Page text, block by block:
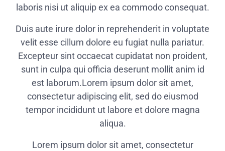
laboris nisi ut aliquip ex ea commodo consequat.
Duis aute irure dolor in reprehenderit in voluptate
velit esse cillum dolore eu fugiat nulla pariatur.
Excepteur sint occaecat cupidatat non proident,
sunt in culpa qui officia deserunt mollit anim id
est laborum.Lorem ipsum dolor sit amet,
consectetur adipiscing elit, sed do eiusmod
tempor incididunt ut labore et dolore magna
aliqua.
Lorem ipsum dolor sit amet, consectetur